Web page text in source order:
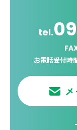
tel.
お電話受付時